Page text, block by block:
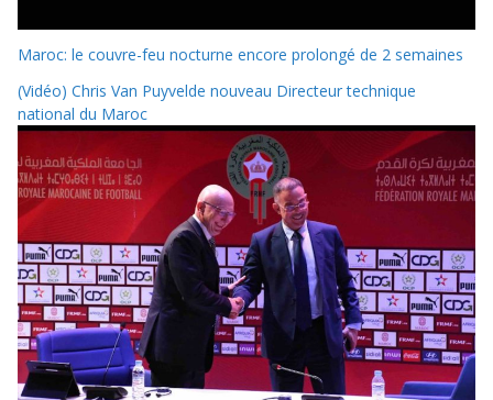
Maroc: le couvre-feu nocturne encore prolongé de 2 semaines
(Vidéo) Chris Van Puyvelde nouveau Directeur technique
national du Maroc